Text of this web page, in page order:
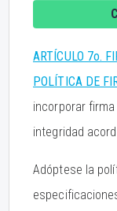
ARTÍCULO 7o.
POLÍTICA DE
incorporar
integridad
Adóptese la